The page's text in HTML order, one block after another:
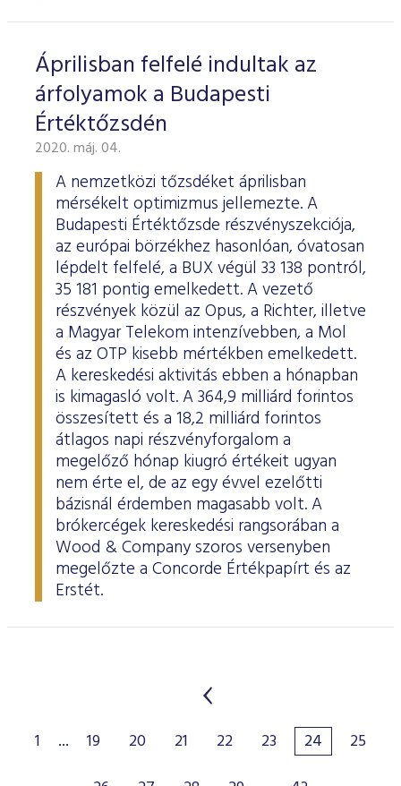
Áprilisban felfelé indultak az
árfolyamok a Budapesti
Értéktőzsdén
2020. máj. 04.
A nemzetközi tőzsdéket áprilisban
mérsékelt optimizmus jellemezte. A
Budapesti Értéktőzsde részvényszekciója,
az európai börzékhez hasonlóan, óvatosan
lépdelt felfelé, a BUX végül 33 138 pontról,
35 181 pontig emelkedett. A vezető
részvények közül az Opus, a Richter, illetve
a Magyar Telekom intenzívebben, a Mol
és az OTP kisebb mértékben emelkedett.
A kereskedési aktivitás ebben a hónapban
is kimagasló volt. A 364,9 milliárd forintos
összesített és a 18,2 milliárd forintos
átlagos napi részvényforgalom a
megelőző hónap kiugró értékeit ugyan
nem érte el, de az egy évvel ezelőtti
bázisnál érdemben magasabb volt. A
brókercégek kereskedési rangsorában a
Wood & Company szoros versenyben
megelőzte a Concorde Értékpapírt és az
Erstét.
1 ... 19 20 21 22 23 24
25